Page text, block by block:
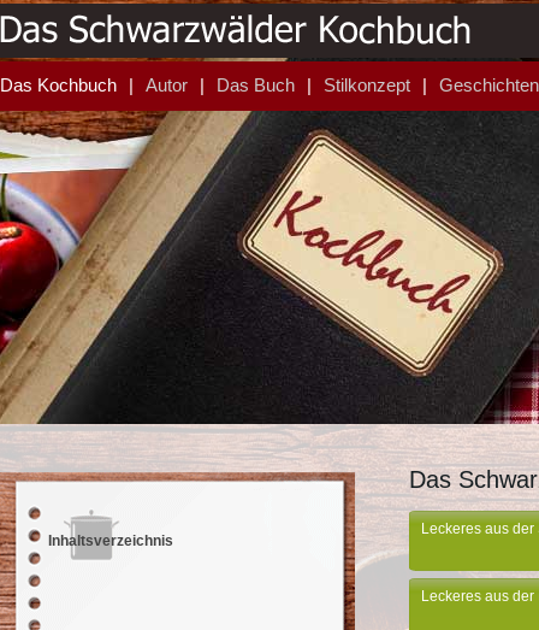
Das Kochbuch Autor Das Buch Stilkonzept Geschichten
Das
Leckeres aus
Leckeres aus
Inhaltsverzeichnis